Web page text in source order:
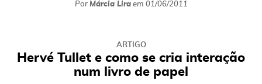
Por Márcia Liraem 01/06/2011
ARTIGO
Hervé Tullet e como se cria interação
num livro de papel